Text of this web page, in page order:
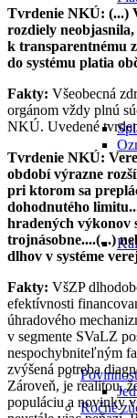
Ročné
Tvrdenie NKÚ: (...)
rozdiely
k transparentnému
do systému platia
Fakty: Všeobecná
orgánom vždy plnú
NKÚ. Uvedené
Tvrdenie NKÚ:
období výrazne
pri ktorom sa
dohodnutého
hradených výkonov
trojnásobne....(...)
dlhov v systéme
Fakty: VšZP
efektívnosti
úhradového
v segmente SVaLZ
nespochybniteľným
zvýšená potreba
Zároveň, je realitou,
populáciu a novinky